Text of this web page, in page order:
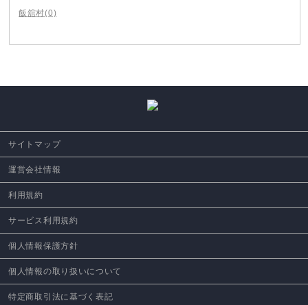
飯舘村(0)
サイトマップ
運営会社情報
利用規約
サービス利用規約
個人情報保護方針
個人情報の取り扱いについて
特定商取引法に基づく表記